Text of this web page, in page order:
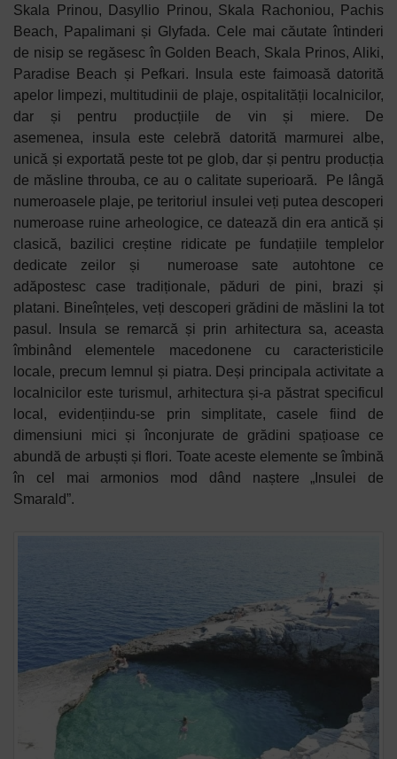
Skala Prinou, Dasyllio Prinou, Skala Rachoniou, Pachis
Beach, Papalimani și Glyfada. Cele mai căutate întinderi
de nisip se regăsesc în Golden Beach, Skala Prinos, Aliki,
Paradise Beach și Pefkari.
Insula este faimoasă datorită
apelor limpezi, multitudinii de plaje, ospitalității localnicilor,
dar și pentru producțiile de vin și miere. De
asemenea, insula este celebră datorită marmurei albe,
unică și exportată peste tot pe glob, dar și pentru producția
de măsline throuba, ce au o calitate superioară.
Pe lângă
numeroasele plaje, pe teritoriul insulei veți putea descoperi
numeroase ruine arheologice, ce datează din era antică și
clasică, bazilici creștine ridicate pe fundațiile templelor
dedicate zeilor și numeroase sate autohtone ce
adăpostesc case tradiționale, păduri de pini, brazi și
platani. Bineînțeles, veți descoperi grădini de măslini la tot
pasul. Insula se remarcă și prin arhitectura sa, aceasta
îmbinând elementele macedonene cu caracteristicile
locale, precum lemnul și piatra. Deși principala activitate a
localnicilor este turismul, arhitectura și-a păstrat specificul
local, evidențiindu-se prin simplitate, casele fiind de
dimensiuni mici și înconjurate de grădini spațioase ce
abundă de arbuști și flori. Toate aceste elemente se îmbină
în cel mai armonios mod dând naștere „Insulei de
Smarald”.